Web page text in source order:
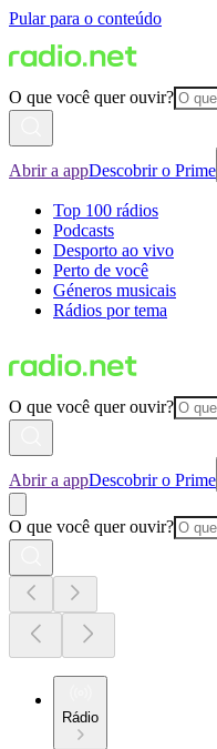
Pular para o conteúdo
O que você quer ouvir?
Abrir a appDescobrir o Prime
Top 100 rádios
Podcasts
Desporto ao vivo
Perto de você
Géneros musicais
Rádios por tema
O que você quer ouvir?
Abrir a appDescobrir o Prime
O que você quer ouvir?
Rádio